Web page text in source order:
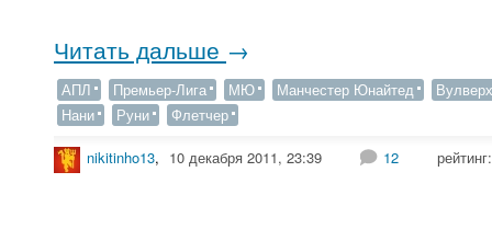
Читать дальше →
АПЛ Премьер-Лига МЮ Манчестер Юнайтед
Нани
Руни Флетчер
nikitinho13, 10 декабря 2011, 23:39 12